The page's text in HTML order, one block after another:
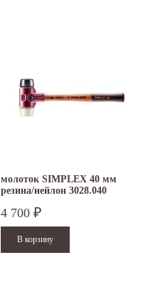
молоток SIMPLEX 40 мм
резина/нейлон 3028.040
4 700 ₽